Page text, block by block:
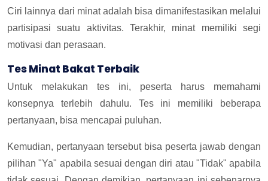
Ciri lainnya dari minat adalah bisa dimanifestasikan melalui
partisipasi suatu aktivitas. Terakhir, minat memiliki segi
motivasi dan perasaan.
Tes Minat Bakat Terbaik
Untuk melakukan tes ini, peserta harus memahami
konsepnya terlebih dahulu. Tes ini memiliki beberapa
pertanyaan, bisa mencapai puluhan.
Kemudian, pertanyaan tersebut bisa peserta jawab dengan
pilihan "Ya" apabila sesuai dengan diri atau "Tidak" apabila